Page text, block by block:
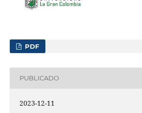
PDF
PUBLICADO
2023-12-11